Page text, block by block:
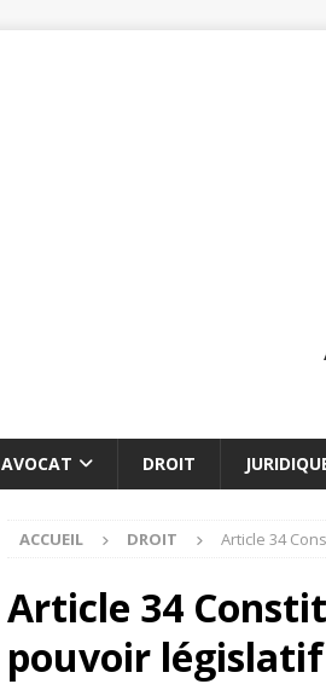
AVOCAT DROIT
ACCUEIL DROIT Article 34
Article 34
pouvoir